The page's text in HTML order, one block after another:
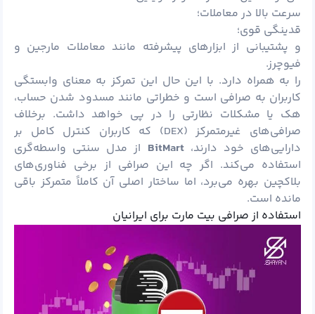
سرعت بالا در معاملات؛
قدینگی قوی؛
و پشتیبانی از ابزارهای پیشرفته مانند معاملات مارجین و
فیوچرز.
را به همراه دارد. با این حال این تمرکز به معنای وابستگی
کاربران به صرافی است و خطراتی مانند مسدود شدن حساب،
هک یا مشکلات نظارتی را در پی خواهد داشت. برخلاف
صرافی‌های غیرمتمرکز (DEX) که کاربران کنترل کامل بر
دارایی‌های خود دارند،BitMart از مدل سنتی واسطه‌گری
استفاده می‌کند. اگر چه این صرافی از برخی فناوری‌های
بلاکچین بهره می‌برد، اما ساختار اصلی آن کاملاً متمرکز باقی
مانده است.
استفاده از صرافی بیت مارت برای ایرانیان